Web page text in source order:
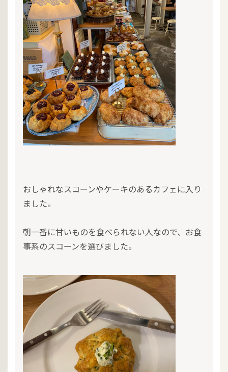
おしゃれなスコーンやケーキのあるカフェに入り
ました。
朝一番に甘いものを食べられない人なので、お食
事系のスコーンを選びました。